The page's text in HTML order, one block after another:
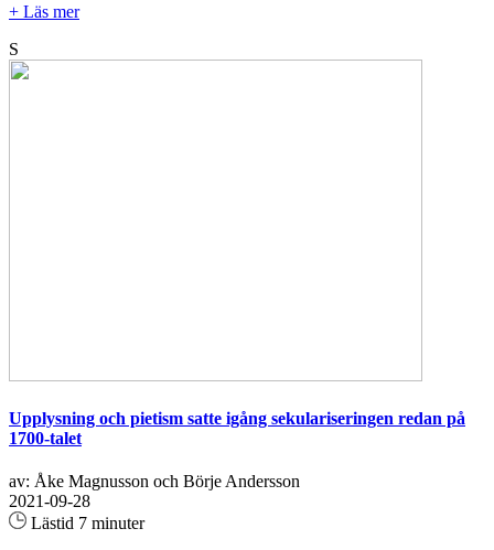
+ Läs mer
S
Upplysning och pietism satte igång sekulariseringen redan på
1700-talet
av: Åke Magnusson och Börje Andersson
2021-09-28
Lästid 7 minuter